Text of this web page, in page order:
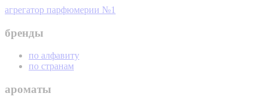
агрегатор парфюмерии №1
бренды
по алфавиту
по странам
ароматы